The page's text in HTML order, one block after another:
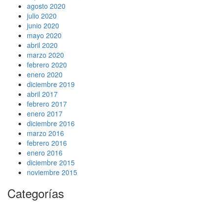
agosto 2020
julio 2020
junio 2020
mayo 2020
abril 2020
marzo 2020
febrero 2020
enero 2020
diciembre 2019
abril 2017
febrero 2017
enero 2017
diciembre 2016
marzo 2016
febrero 2016
enero 2016
diciembre 2015
noviembre 2015
Categorías